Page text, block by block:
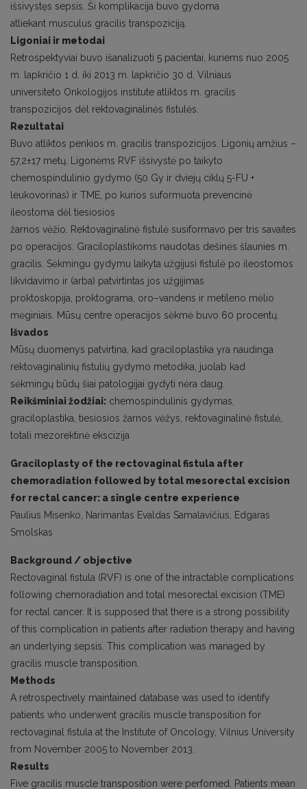
išsivystęs sepsis. Ši komplikacija buvo gydoma
atliekant musculus gracilis transpoziciją.
Ligoniai ir metodai
Retrospektyviai buvo išanalizuoti 5 pacientai, kuriems nuo 2005
m. lapkričio 1 d. iki 2013 m. lapkričio 30 d. Vilniaus
universiteto Onkologijos institute atliktos m. gracilis
transpozicijos dėl rektovaginalinės fistulės.
Rezultatai
Buvo atliktos penkios m. gracilis transpozicijos. Ligonių amžius –
57,2±17 metų. Ligonėms RVF išsivystė po taikyto
chemospindulinio gydymo (50 Gy ir dviejų ciklų 5-FU +
leukovorinas) ir TME, po kurios suformuota prevencinė
ileostoma dėl tiesiosios
žarnos vėžio. Rektovaginalinė fistulė susiformavo per tris savaites
po operacijos. Graciloplastikoms naudotas dešinės šlaunies m.
gracilis. Sėkmingu gydymu laikyta užgijusi fistulė po ileostomos
likvidavimo ir (arba) patvirtintas jos užgijimas
proktoskopija, proktograma, oro–vandens ir metileno mėlio
mėginiais. Mūsų centre operacijos sėkmė buvo 60 procentų.
Išvados
Mūsų duomenys patvirtina, kad graciloplastika yra naudinga
rektovaginalinių fistulių gydymo metodika, juolab kad
sėkmingų būdų šiai patologijai gydyti nėra daug.
Reikšminiai žodžiai: chemospindulinis gydymas,
graciloplastika, tiesiosios žarnos vėžys, rektovaginalinė fistulė,
totali mezorektinė ekscizija
Graciloplasty of the rectovaginal fistula after
chemoradiation followed by total mesorectal excision
for rectal cancer: a single centre experience
Paulius Misenko, Narimantas Evaldas Samalavičius, Edgaras
Smolskas
Background / objective
Rectovaginal fistula (RVF) is one of the intractable complications
following chemoradiation and total mesorectal excision (TME)
for rectal cancer. It is supposed that there is a strong possibility
of this complication in patients after radiation therapy and having
an underlying sepsis. This complication was managed by
gracilis muscle transposition.
Methods
A retrospectively maintained database was used to identify
patients who underwent gracilis muscle transposition for
rectovaginal fistula at the Institute of Oncology, Vilnius University
from November 2005 to November 2013.
Results
Five gracilis muscle transposition were perfomed. Patients mean